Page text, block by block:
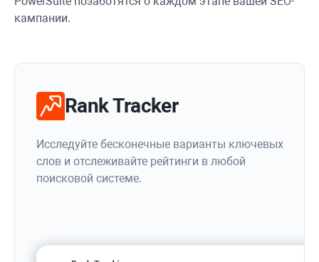
кампании.
Rank Tracker
Исследуйте бесконечные варианты ключевых
слов и отслеживайте рейтинги в любой
поисковой системе.